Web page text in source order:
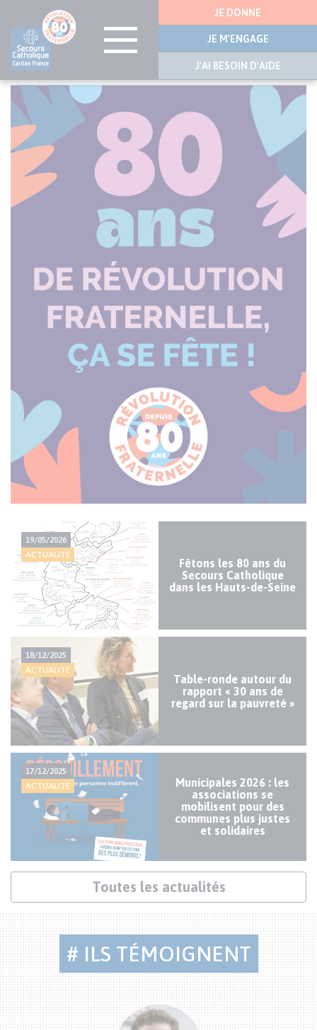
Aller
principal
latérale
JE DONNE
JE M'ENGAGE
J'AI BESOIN D'AIDE
Actualité
majeure
19/05/2026
ACTUALITÉ
Fêtons les 80 ans du
Secours Catholique
dans les Hauts-de-Seine
mineures
18/12/2025
ACTUALITÉ
Table-ronde autour du
rapport « 30 ans de
regard sur la pauvreté »
17/12/2025
ACTUALITÉ
Municipales 2026 : les
associations se
mobilisent pour des
communes plus justes
et solidaires
Toutes les actualités
# ILS TÉMOIGNENT